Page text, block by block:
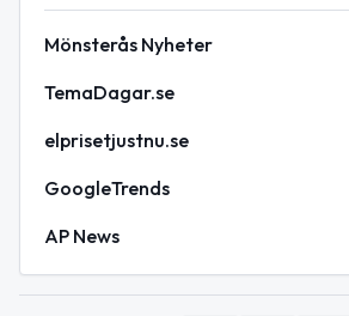
Mönsterås Nyheter
TemaDagar.se
elprisetjustnu.se
GoogleTrends
AP News